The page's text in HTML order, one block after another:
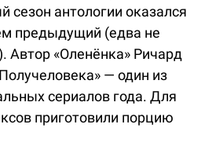
сезон антологии оказался
предыдущий (едва не
Автор «Оленёнка» Ричард
— один из
сериалов года. Для
приготовили порцию